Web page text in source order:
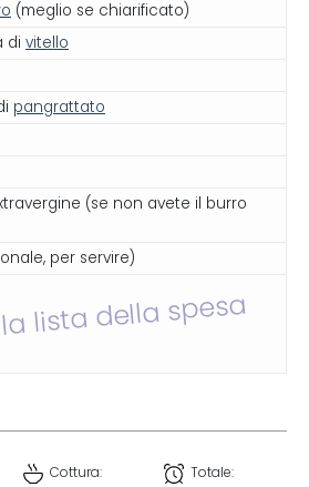
(meglio se chiarificato)
di vitello
pangrattato
(se non avete il burro
per servire)
lista della spesa
Cottura:
Totale: